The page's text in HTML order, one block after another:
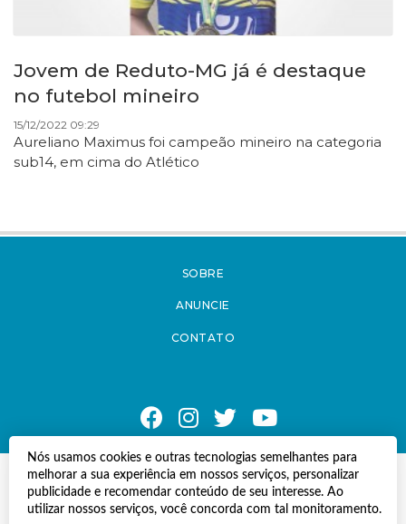
Nós usamos cookies e outras tecnologias semelhantes para
melhorar a sua experiência em nossos serviços, personalizar
publicidade e recomendar conteúdo de seu interesse. Ao
utilizar nossos serviços, você concorda com tal monitoramento.
Jovem de Reduto-MG já é destaque
no futebol mineiro
15/12/2022 09:29
Aureliano Maximus foi campeão mineiro na categoria
sub14, em cima do Atlético
SOBRE
ANUNCIE
CONTATO
© Copyright 2021 A Notícia do Caparaó.
Todos os direitos reservados.
Desenvolvido por